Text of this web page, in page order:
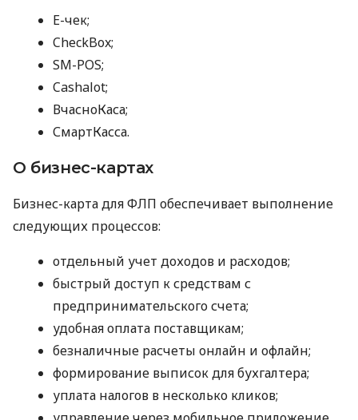
E-чек;
CheckBox;
SM-POS;
Cashalot;
ВчасноКаса;
СмартКасса.
О бизнес-картах
Бизнес-карта для ФЛП обеспечивает выполнение
следующих процессов:
отдельный учет доходов и расходов;
быстрый доступ к средствам с
предпринимательского счета;
удобная оплата поставщикам;
безналичные расчеты онлайн и офлайн;
формирование выписок для бухгалтера;
уплата налогов в несколько кликов;